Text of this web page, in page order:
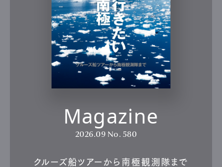
Magazine
2026.09 No. 580
クルーズ船ツアーから南極観測隊まで